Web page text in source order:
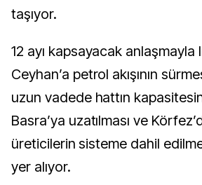
taşıyor.
12 ayı kapsayacak anlaşmayla
Ceyhan’a petrol akışının
uzun vadede hattın
Basra’ya uzatılması ve
üreticilerin sisteme dahil
yer alıyor.